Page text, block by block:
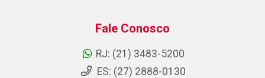
Fale Conosco
RJ: (21) 3483-5200
ES: (27) 2888-0130